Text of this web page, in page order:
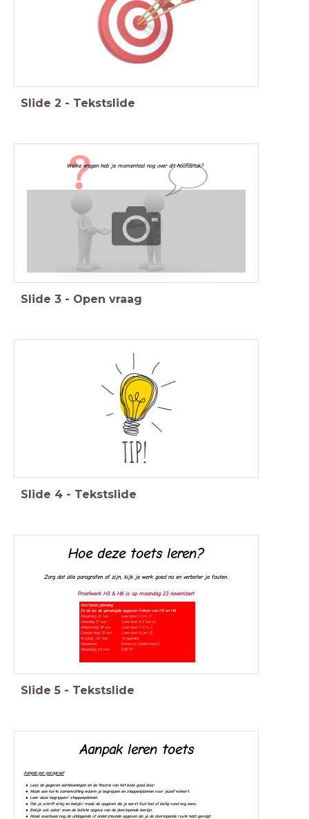
Slide 2 - Tekstslide
Welke vragen heb je momenteel nog over dit hoofdstuk?
Slide 3 - Open vraag
Slide 4 - Tekstslide
Hoe deze toets leren?
Zorg dat alle paragrafen af zijn, kijk je werk goed na en verbeter je fouten.
Proefwerk H3 & H6 is op maandag 23 november!
Voorbeeld planning
In de les de gemengde opgaven maken van H3 en H6.
Maandag 16 nov Leerdoel 1 t/m 3
Dinsdag 17 nov Leerdoel 4,5 (en 6)
Woensdag 18 nov Leerdoel 1 t/,m 3
Donderdag 19 nov Leerdoel 4 (en 5)
Vrijdag 20 nov Vragenles
Weekend Reserve (oefentoets)
Maandag 23 nov TOETS
Slide 5 - Tekstslide
Aanpak leren toets
Aanpak per paragraaf
Lees de gegeven aantekeningen en de theorie van het boek goed door.
Maak een korte samenvatting waarin je begrippen en stappenplannen voor jezelf noteert.
Leer deze begrippen/ stappenplannen.
Pak je schrift erbij en bekijk/ maak de opgaven die je eerst fout had of lastig vond nog eens.
Bekijk ook zeker even de laatste opgave van de doorlopende leerlijn.
Maak eventueel nog de uitdagende of ondersteunde opgaven als je de doorlopende route hebt gevolgt.